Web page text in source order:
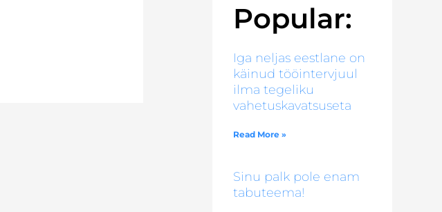
Popular:
Iga neljas eestlane on
käinud tööintervjuul
ilma tegeliku
vahetuskavatsuseta
Read More »
Sinu palk pole enam
tabuteema!